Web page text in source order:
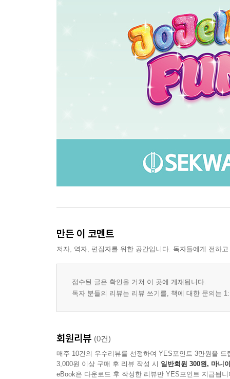
만든 이 코멘트
저자, 역자, 편집자를 위한 공간입니다. 독자들에게 전하
접수된 글은 확인을 거쳐 이 곳에 게재됩니다.
독자 분들의 리뷰는 리뷰 쓰기를, 책에 대한 문의는
회원리뷰 (0건)
매주 10건의 우수리뷰를 선정하여 YES포인트 3만원을 드
3,000원 이상 구매 후 리뷰 작성 시 일반회원 300원, 마니
eBook은 다운로드 후 작성한 리뷰만 YES포인트 지급됩니